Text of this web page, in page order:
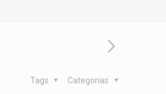
Categorias
Tags